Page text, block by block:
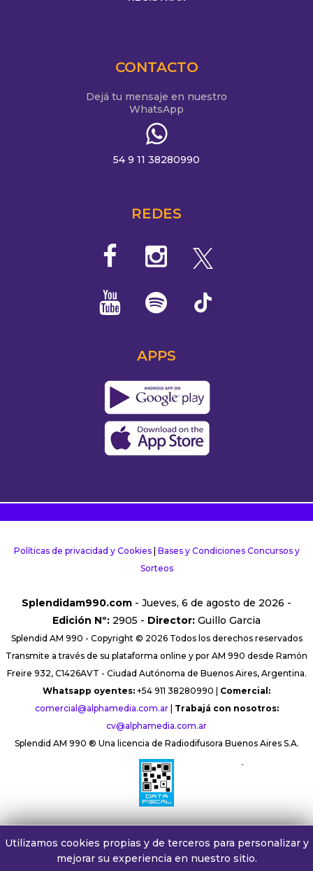
CONTACTO
Dejá tu mensaje en nuestro
WhatsApp
54 9 11 38280990
REDES
APPS
Políticas de privacidad y Cookies| Bases y Condiciones Concursos y
Sorteos
Splendidam990.com - Jueves, 6 de agosto de 2026 -
Edición Nº: 2905 - Director: Guillo Garcia
Splendid AM 990 - Copyright © 2026 Todos los derechos reservados
Transmite a través de su plataforma online y por AM 990 desde Ramón
Freire 932, C1426AVT - Ciudad Autónoma de Buenos Aires, Argentina.
Whatsapp oyentes: +54 911 38280990 | Comercial:
comercial@alphamedia.com.ar| Trabajá con nosotros:
cv@alphamedia.com.ar
Splendid AM 990 ® Una licencia de Radiodifusora Buenos Aires S.A.
´
Utilizamos cookies propias y de terceros para personalizar y
mejorar su experiencia en nuestro sitio.